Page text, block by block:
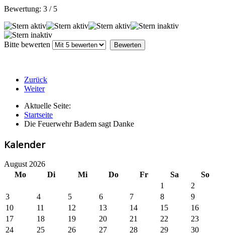
Bewertung: 3 / 5
Bitte bewerten
Zurück
Weiter
Aktuelle Seite:
Startseite
Die Feuerwehr Badem sagt Danke
Kalender
August 2026
Mo
Di Mi Do Fr Sa
So
1
2
3
4 5 6 7 8
9
10
11 12 13 14 15
16
17
18 19 20 21 22
23
24
25 26 27 28 29
30